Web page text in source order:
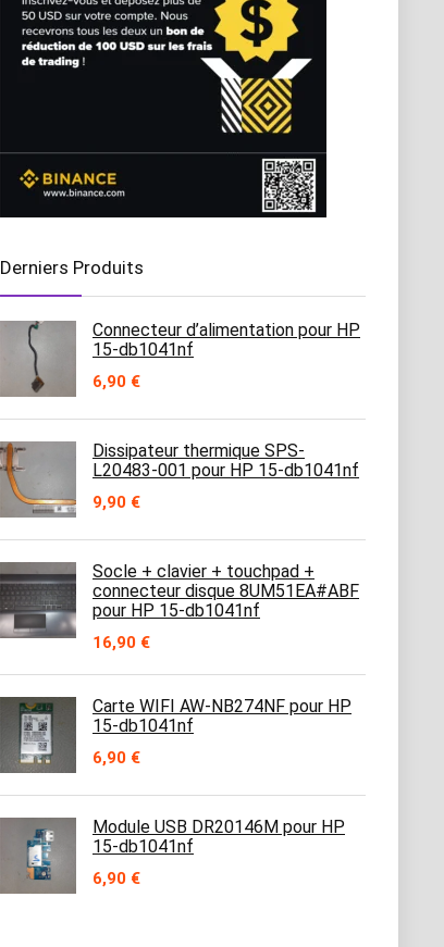
Derniers Produits
Connecteur d’alimentation pour HP
15-db1041nf
6,90 €
Dissipateur thermique SPS-
L20483-001 pour HP 15-db1041nf
9,90 €
Socle + clavier + touchpad +
connecteur disque 8UM51EA#ABF
pour HP 15-db1041nf
16,90 €
Carte WIFI AW-NB274NF pour HP
15-db1041nf
6,90 €
Module USB DR20146M pour HP
15-db1041nf
6,90 €